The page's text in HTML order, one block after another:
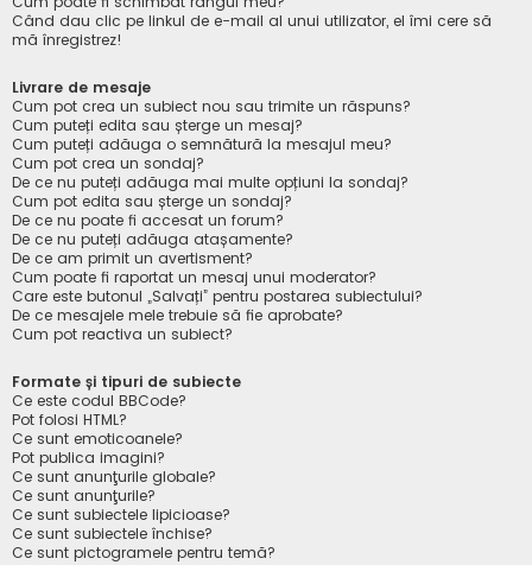
Când dau clic pe linkul de e-mail al unui utilizator, el îmi cere să
mă înregistrez!
Livrare de mesaje
Cum pot crea un subiect nou sau trimite un răspuns?
Cum puteți edita sau șterge un mesaj?
Cum puteți adăuga o semnătură la mesajul meu?
Cum pot crea un sondaj?
De ce nu puteți adăuga mai multe opțiuni la sondaj?
Cum pot edita sau șterge un sondaj?
De ce nu poate fi accesat un forum?
De ce nu puteți adăuga atașamente?
De ce am primit un avertisment?
Cum poate fi raportat un mesaj unui moderator?
Care este butonul „Salvați” pentru postarea subiectului?
De ce mesajele mele trebuie să fie aprobate?
Cum pot reactiva un subiect?
Formate și tipuri de subiecte
Ce este codul BBCode?
Pot folosi HTML?
Ce sunt emoticoanele?
Pot publica imagini?
Ce sunt anunţurile globale?
Ce sunt anunţurile?
Ce sunt subiectele lipicioase?
Ce sunt subiectele închise?
Ce sunt pictogramele pentru temă?